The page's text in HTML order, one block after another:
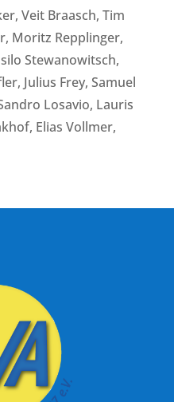
Veit Braasch, Tim
Moritz Repplinger,
Stewanowitsch,
Julius Frey, Samuel
Losavio, Lauris
Elias Vollmer,